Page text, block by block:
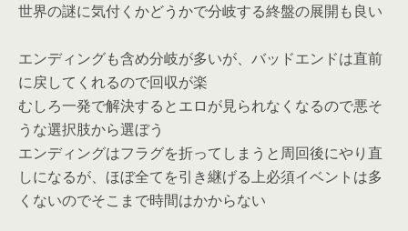
世界の謎に気付くかどうかで分岐する終盤の展開も良い
エンディングも含め分岐が多いが、バッドエンドは直前
に戻してくれるので回収が楽
むしろ一発で解決するとエロが見られなくなるので悪そ
うな選択肢から選ぼう
エンディングはフラグを折ってしまうと周回後にやり直
しになるが、ほぼ全てを引き継げる上必須イベントは多
くないのでそこまで時間はかからない